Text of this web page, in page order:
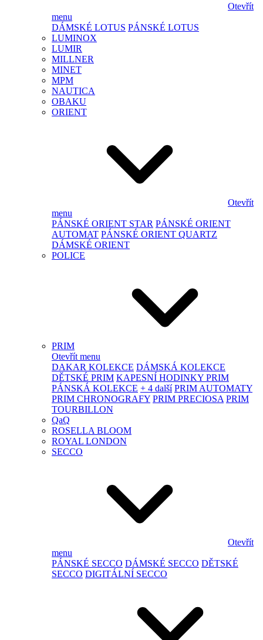
Otevřít
menu
DÁMSKÉ LOTUS PÁNSKÉ LOTUS
LUMINOX
LUMIR
MILLNER
MINET
MPM
NAUTICA
OBAKU
ORIENT
Otevřít
menu
PÁNSKÉ ORIENT STAR PÁNSKÉ ORIENT
AUTOMAT PÁNSKÉ ORIENT QUARTZ
DÁMSKÉ ORIENT
POLICE
PRIM
Otevřít menu
DAKAR KOLEKCE DÁMSKÁ KOLEKCE
DĚTSKÉ PRIM KAPESNÍ HODINKY PRIM
PÁNSKÁ KOLEKCE + 4 další PRIM AUTOMATY
PRIM CHRONOGRAFY PRIM PRECIOSA PRIM
TOURBILLON
QaQ
ROSELLA BLOOM
ROYAL LONDON
SECCO
Otevřít
menu
PÁNSKÉ SECCO DÁMSKÉ SECCO DĚTSKÉ
SECCO DIGITÁLNÍ SECCO